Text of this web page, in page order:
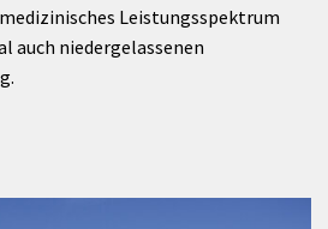
Leistungsspektrum
auch niedergelassenen